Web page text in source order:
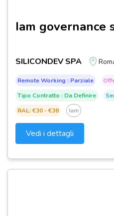
Iam governance
SILICONDEV SPA
Remote Working : Parziale
Tipo Contratto : Da Definire
RAL: €30 - €38
Iam
Vedi i dettagli